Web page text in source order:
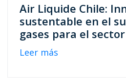
Air Liquide Chile:
sustentable en el
gases para el
Leer más